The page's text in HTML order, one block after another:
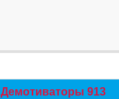
Демотиваторы 913